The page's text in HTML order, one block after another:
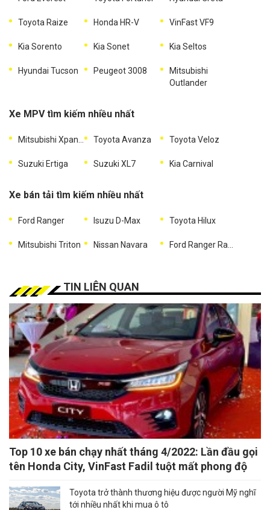
Toyota Raize Honda HR-V VinFast VF9
Kia Sorento Kia Sonet Kia Seltos
Hyundai Tucson Peugeot 3008
Mitsubishi
Outlander
Xe MPV tìm kiếm nhiều nhất
Toyota Avanza Toyota Veloz
Suzuki Ertiga Suzuki XL7 Kia Carnival
Xe bán tải tìm kiếm nhiều nhất
Ford Ranger Isuzu D-Max Toyota Hilux
Mitsubishi Triton Nissan Navara
TIN LIÊN QUAN
Top 10 xe bán chạy nhất tháng 4/2022: Lần đầu gọi
tên Honda City, VinFast Fadil tuột mất phong độ
Toyota trở thành thương hiệu được người Mỹ nghĩ
tới nhiều nhất khi mua ô tô